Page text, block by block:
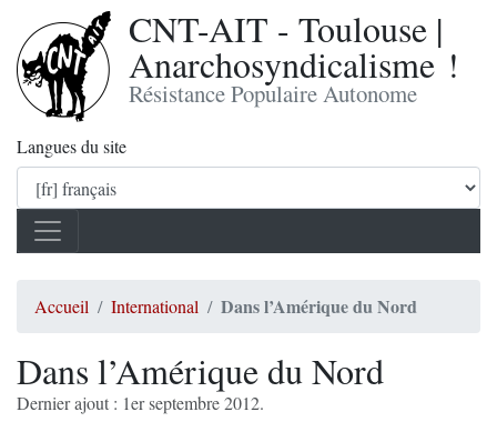
CNT-AIT - Toulouse |
Anarchosyndicalisme !
Résistance Populaire Autonome
Langues du site
Accueil International Dans l’Amérique du Nord
Dans l’Amérique du Nord
Dernier ajout : 1er septembre 2012.